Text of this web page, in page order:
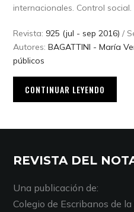
internacionales. Control social.
Revista: 925 (jul - sep 2016) /
Autores:BAGATTINI - María
públicos
CONTINUAR LEYENDO
REVISTA DEL
Una publicación de:
Colegio de Escribanos de